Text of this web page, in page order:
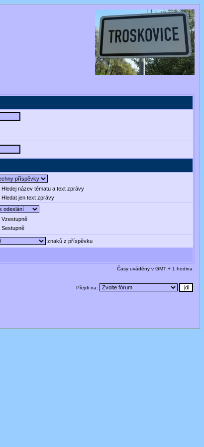
Hledej název tématu a text zprávy
Hledat jen text zprávy
Vzestupně
Sestupně
znaků z příspěvku
Časy uváděny v GMT + 1 hodina
Přejdi na: